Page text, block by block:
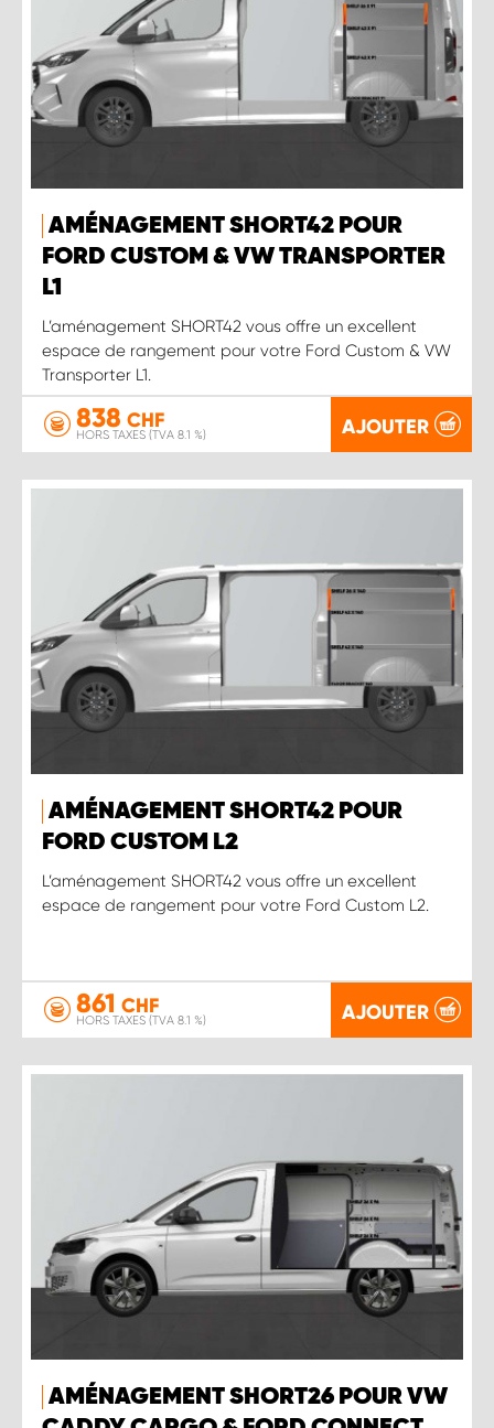
AMÉNAGEMENT SHORT42 POUR
FORD CUSTOM & VW TRANSPORTER
L1
L’aménagement SHORT42 vous offre un excellent
espace de rangement pour votre Ford Custom & VW
Transporter L1.
838 CHF
HORS TAXES (TVA 8.1 %) AJOUTER
AMÉNAGEMENT SHORT42 POUR
FORD CUSTOM L2
L’aménagement SHORT42 vous offre un excellent
espace de rangement pour votre Ford Custom L2.
861 CHF
HORS TAXES (TVA 8.1 %) AJOUTER
AMÉNAGEMENT SHORT26 POUR VW